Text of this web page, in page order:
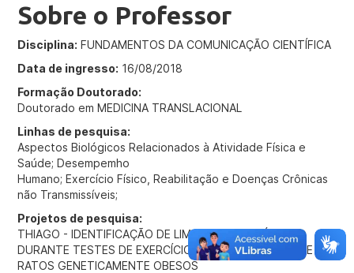
Sobre o Professor
Disciplina: FUNDAMENTOS DA COMUNICAÇÃO CIENTÍFICA
Data de ingresso: 16/08/2018
Formação Doutorado:
Doutorado em MEDICINA TRANSLACIONAL
Linhas de pesquisa:
Aspectos Biológicos Relacionados à Atividade Física e
Saúde; Desempemho
Humano; Exercício Físico, Reabilitação e Doenças Crônicas
não Transmissíveis;
Projetos de pesquisa:
THIAGO - IDENTIFICAÇÃO DE LIMIARES METABÓLICOS
DURANTE TESTES DE EXERCÍCIO EM ESTEIRA ROLANTE DE
RATOS GENETICAMENTE OBESOS